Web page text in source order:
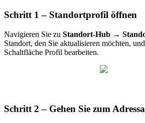
Schritt 1 – Standortprofil öffnen
Navigieren Sie zu Standort-Hub →
Standort, den Sie aktualisieren möchten,
Schaltfläche Profil bearbeiten.
Schritt 2 – Gehen Sie zum